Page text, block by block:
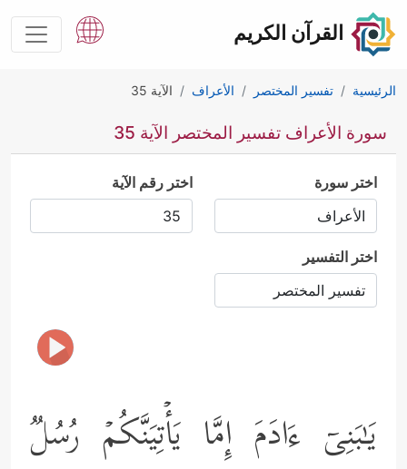
القرآن الكريم
الرئيسية تفسير المختصر الأعراف الآية 35
سورة الأعراف تفسير المختصر الآية 35
اختر سورة اختر رقم الآية
اختر التفسير
یَـٰبَنِیۤ ءَادَمَ إِمَّا یَأۡتِیَنَّكُمۡ رُسُلࣱ